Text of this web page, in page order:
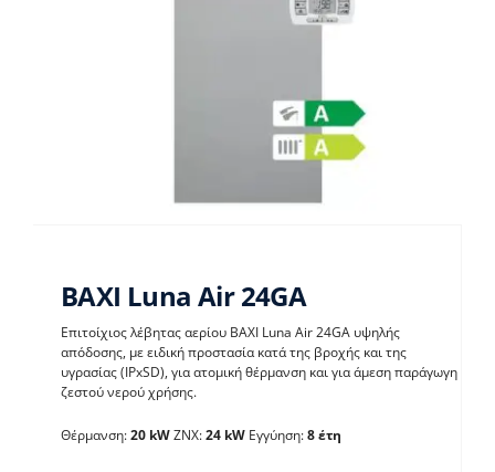
BAXI Luna Air 24GA
Λέβητες με άμεση παραγωγή ΖΝX
BAXI Luna Air 24GA
Επιτοίχιος λέβητας αερίου BAXI Luna Air 24GA υψηλής
απόδοσης, με ειδική προστασία κατά της βροχής και της
υγρασίας (IPxSD), για ατομική θέρμανση και για άμεση παράγωγη
ζεστού νερού χρήσης.
Θέρμανση:20 kWΖΝΧ:24 kWΕγγύηση:8 έτη